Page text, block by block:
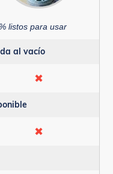
listos para usar
al vacío
✖
✖